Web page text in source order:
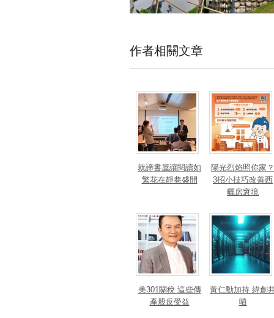
作者相關文章
就諦書屋讓閱讀如
繁花在靜巷盛開
陽光烈焰照你家？
3招小技巧改善西
曬房窘境
美301關稅 這些傳
產股反受益
黃仁勳加持 緯創
噴